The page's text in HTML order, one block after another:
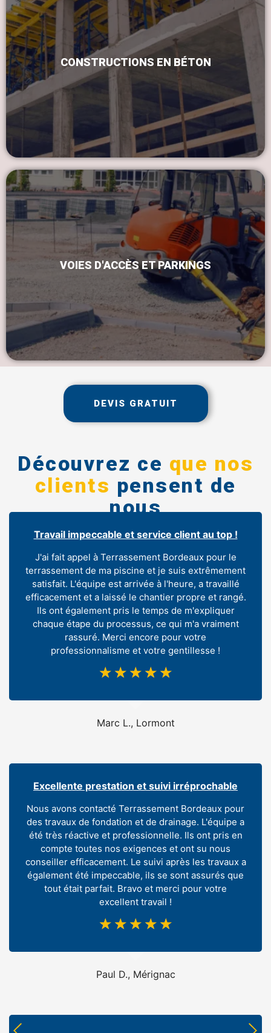
CONSTRUCTIONS EN BÉTON
VOIES D'ACCÈS ET PARKINGS
DEVIS GRATUIT
Découvrez ce que nos
clients pensent de
nous
Marc L., Lormont
Travail impeccable et service client au top !
J'ai fait appel à Terrassement Bordeaux pour le
terrassement de ma piscine et je suis extrêmement
satisfait. L'équipe est arrivée à l'heure, a travaillé
efficacement et a laissé le chantier propre et rangé.
Ils ont également pris le temps de m'expliquer
chaque étape du processus, ce qui m'a vraiment
rassuré. Merci encore pour votre
professionnalisme et votre gentillesse !
☆ ☆ ☆ ☆ ☆
Paul D., Mérignac
Excellente prestation et suivi irréprochable
Nous avons contacté Terrassement Bordeaux pour
des travaux de fondation et de drainage. L'équipe a
été très réactive et professionnelle. Ils ont pris en
compte toutes nos exigences et ont su nous
conseiller efficacement. Le suivi après les travaux a
également été impeccable, ils se sont assurés que
tout était parfait. Bravo et merci pour votre
excellent travail !
☆ ☆ ☆ ☆ ☆